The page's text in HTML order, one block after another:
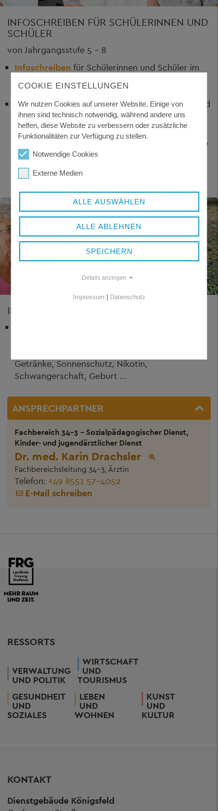
INFOSCHREIBEN FÜR SCHÜLERINNEN UND
SCHÜLER
von Jahrgangsstufe 5 - 8
Infoschreiben für Schülerinnen und Schüler im
Infoschreibenfür Schülerinnen und Schüler Rund
um: Ernährung, Getränke, Bewegung, Schlaf,
Drogen, Sonnenschutz, Zähneputzen,
Bildschirmzeit, Lautstärkepegel, Handyfreie Zeit,
Vorsorgeuntersuchungen, Impfschutz ...
INFOSCHREIBEN FÜR ERWACHSENE
Getränke, Sonnenschutz, Nikotin,
Schwangerschaft, Geburt ...
ANSPRECHPARTNER
Fachbereich 34-3 - Sozialpädagogischer Dienst,
Kinder- und jugendärztlicher Dienst
Dr. med. Karin Drachsler
Fachbereichsleitung 34-3, Ärztin
Telefon: +49 8551 57-4052
E-Mail schreiben
RESSORTS
VERWALTUNG
UND POLITIK
WIRTSCHAFT
UND
TOURISMUS
GESUNDHEIT
UND
SOZIALES
LEBEN
UND
WOHNEN
KUNST
UND
KULTUR
KONTAKT
Dienstgebäude Königsfeld
COOKIE EINSTELLUNGEN
Wir nutzen Cookies auf unserer Website. Einige von
ihnen sind technisch notwendig, während andere uns
helfen, diese Website zu verbessern oder zusätzliche
Funktionalitäten zur Verfügung zu stellen.
Notwendige Cookies
Externe Medien
ALLE AUSWÄHLEN
ALLE ABLEHNEN
SPEICHERN
Details anzeigen
Impressum Datenschutz